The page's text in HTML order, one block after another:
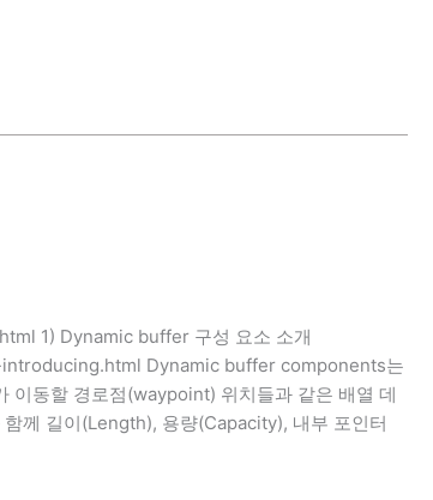
1) Dynamic buffer 구성 요소 소개
Dynamic buffer components는
이동할 경로점(waypoint) 위치들과 같은 배열 데
께 길이(Length), 용량(Capacity), 내부 포인터